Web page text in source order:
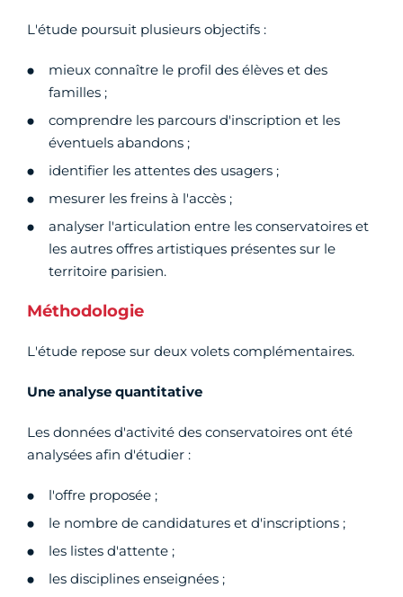
L'étude poursuit plusieurs objectifs :
mieux connaître le profil des élèves et des
familles ;
comprendre les parcours d'inscription et les
éventuels abandons ;
identifier les attentes des usagers ;
mesurer les freins à l'accès ;
analyser l'articulation entre les conservatoires et
les autres offres artistiques présentes sur le
territoire parisien.
Méthodologie
L'étude repose sur deux volets complémentaires.
Une analyse quantitative
Les données d'activité des conservatoires ont été
analysées afin d'étudier :
l'offre proposée ;
le nombre de candidatures et d'inscriptions ;
les listes d'attente ;
les disciplines enseignées ;